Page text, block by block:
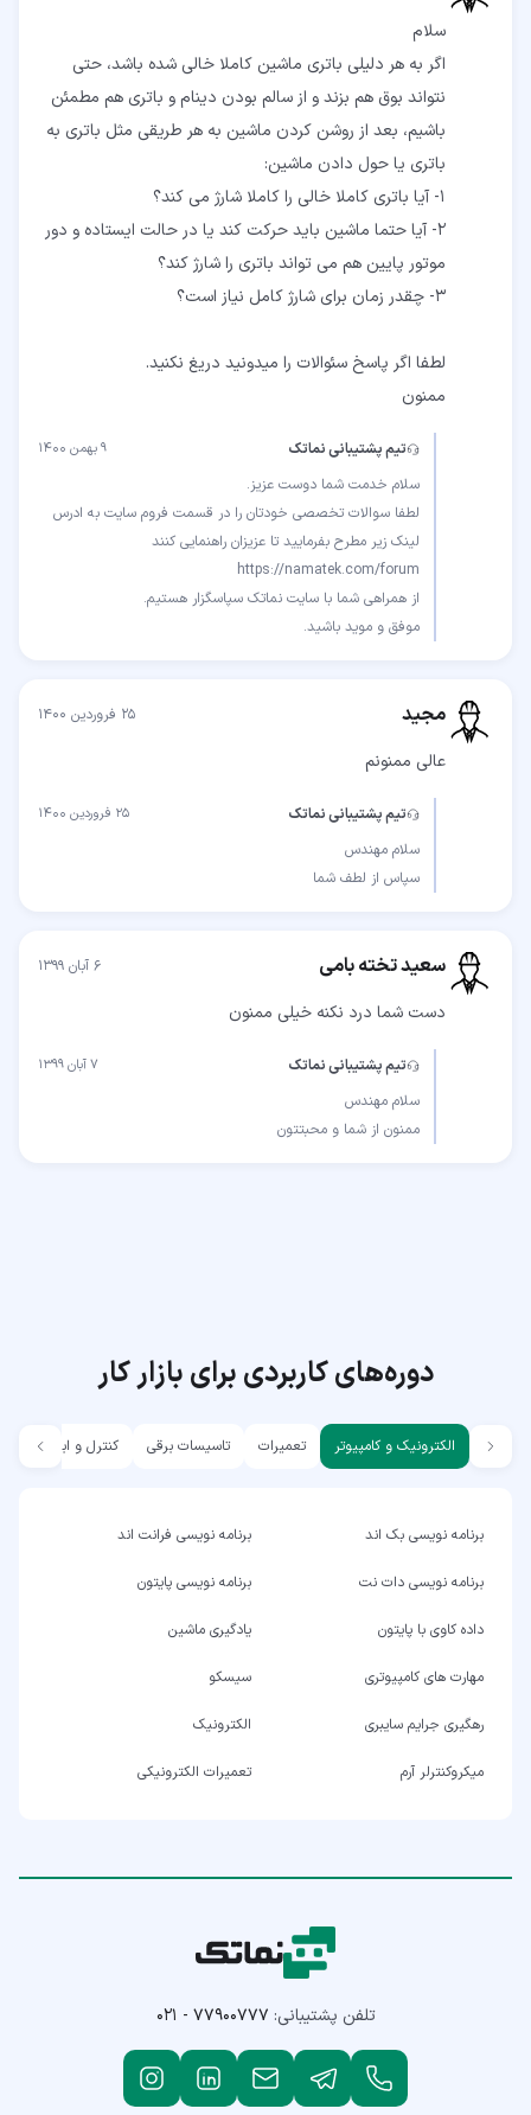
اگر به هر دلیلی باتری ماشین کاملا خالی شده باشد، حتی
نتواند بوق هم بزند و از سالم بودن دینام و باتری هم مطمئن
باشیم، بعد از روشن کردن ماشین به هر طریقی مثل باتری به
2- آیا حتما ماشین باید حرکت کند یا در حالت ایستاده و دور
ممنون
تیم پشتیبانی نماتک ۹ بهمن ۱۴۰۰
لطفا سوالات تخصصی خودتان را در قسمت فروم سایت به ادرس
موفق و موید باشید.
مجید ۲۵ فروردین ۱۴۰۰
عالی ممنونم
تیم پشتیبانی نماتک ۲۵ فروردین ۱۴۰۰
سپاس از لطف شما
سعید تخته بامی ۶ آبان ۱۳۹۹
دست شما درد نکنه خیلی ممنون
تیم پشتیبانی نماتک ۷ آبان ۱۳۹۹
ممنون از شما و محبتتون
دوره‌های کاربردی برای بازار کار
الکترونیک و کامپیوتر تعمیرات تاسیسات برقی کنترل و ابزار دقیق
برنامه نویسی بک اند برنامه نویسی فرانت اند
برنامه نویسی دات نت برنامه نویسی پایتون
داده کاوی با پایتون یادگیری ماشین
مهارت های کامپیوتری سیسکو
رهگیری جرایم سایبری الکترونیک
میکروکنترلر آرم تعمیرات الکترونیکی
تلفن پشتیبانی: ۰۲۱ - ۷۷۹۰۰۷۷۷